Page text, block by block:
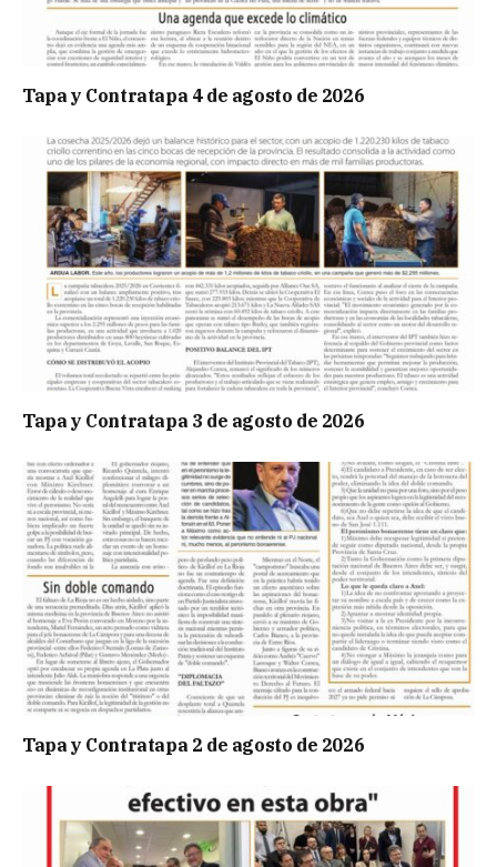
Tapa y Contratapa 4 de agosto de 2026
Tapa y Contratapa 3 de agosto de 2026
Tapa y Contratapa 2 de agosto de 2026